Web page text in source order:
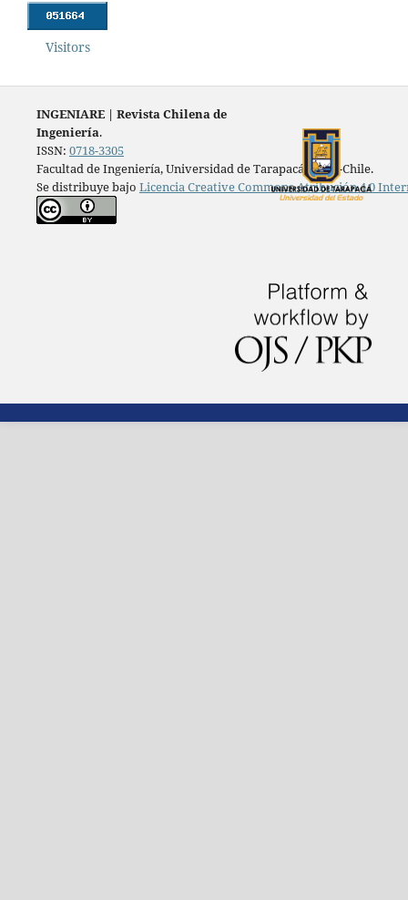
Visitors
INGENIARE | Revista Chilena de
Ingeniería.
ISSN: 0718-3305
Facultad de Ingeniería, Universidad de Tarapacá, Arica-Chile.
Se distribuye bajo Licencia Creative Commons Atribución 4.0